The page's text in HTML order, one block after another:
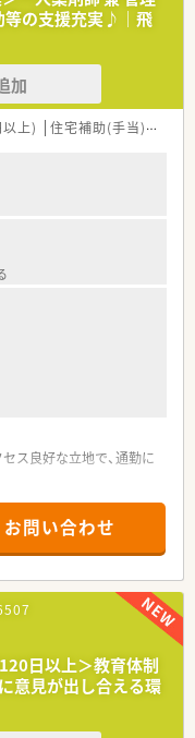
ペシャリストを目指すこ
本社スタッフなど活動領
宅医療へもしっかりと関
ンスが整っています
度など嬉しいメリットも
等の支援充実♪｜飛
加
上) 住宅補助(手当)あり
ス良好な立地で、通勤に
在籍しており、ゆとりを
、固定休みのためプラ
中までの勤務となり、週
、年末年始や夏期休暇
お問い合わせ
日以上＞教育体制
意見が出し合える環